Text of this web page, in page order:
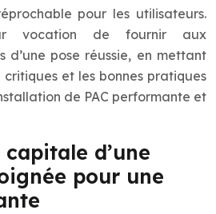
pour les utilisateurs.
vocation de fournir aux
d’une pose réussie, en mettant
critiques et les bonnes pratiques
de PAC performante et
d’une
pour une